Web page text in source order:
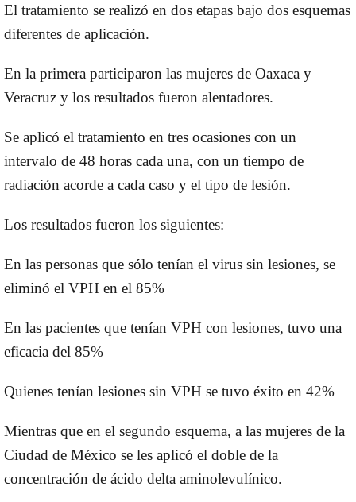
El tratamiento se realizó en dos etapas bajo dos esquemas
diferentes de aplicación.
En la primera participaron las mujeres de Oaxaca y
Veracruz y los resultados fueron alentadores.
Se aplicó el tratamiento en tres ocasiones con un
intervalo de 48 horas cada una, con un tiempo de
radiación acorde a cada caso y el tipo de lesión.
Los resultados fueron los siguientes:
En las personas que sólo tenían el virus sin lesiones, se
eliminó el VPH en el 85%
En las pacientes que tenían VPH con lesiones, tuvo una
eficacia del 85%
Quienes tenían lesiones sin VPH se tuvo éxito en 42%
Mientras que en el segundo esquema, a las mujeres de la
Ciudad de México se les aplicó el doble de la
concentración de ácido delta aminolevulínico.